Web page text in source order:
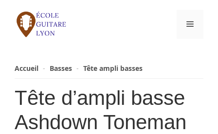
contenu
Menu
Accueil - Basses - Tête ampli basses
Tête d’ampli basse
Ashdown Toneman